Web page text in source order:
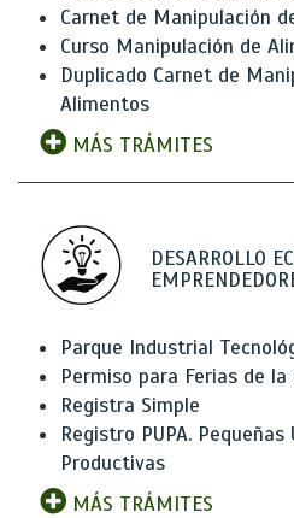
Carnet de Manipulación
Curso Manipulación de
Duplicado Carnet de
Alimentos
MÁS TRÁMITES
DESARROLLO
Parque Industrial
Permiso para Ferias de la
Registra Simple
Registro PUPA. Pequeñas
Productivas
MÁS TRÁMITES